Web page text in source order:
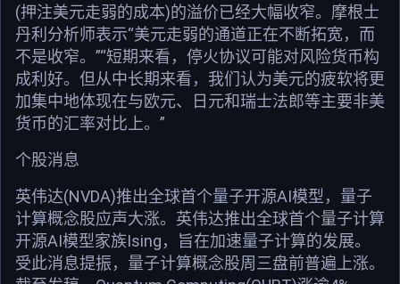
(押注美元走弱的成本)的溢价已经大幅收窄。摩根士
丹利分析师表示“美元走弱的通道正在不断拓宽，而
不是收窄。”“短期来看，停火协议可能对风险货币构
成利好。但从中长期来看，我们认为美元的疲软将更
加集中地体现在与欧元、日元和瑞士法郎等主要非美
货币的汇率对比上。”
个股消息
英伟达(NVDA)推出全球首个量子开源AI模型，量子
计算概念股应声大涨。英伟达推出全球首个量子计算
开源AI模型家族Ising，旨在加速量子计算的发展。
受此消息提振，量子计算概念股周三盘前普遍上涨。